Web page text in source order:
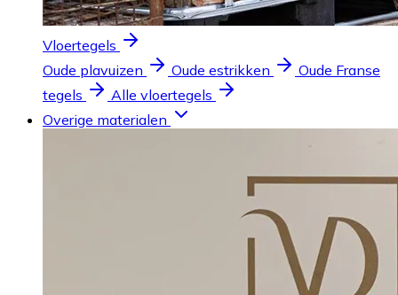
Vloertegels
Oude plavuizen
Oude estrikken
Oude Franse
tegels
Alle vloertegels
Overige materialen